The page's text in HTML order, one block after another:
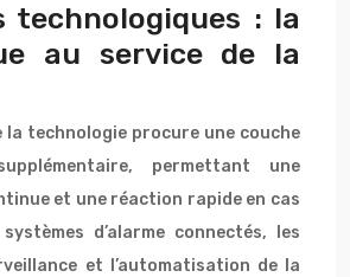
technologiques : la
au service de la
la technologie procure une couche
permettant une
et une réaction rapide en cas
d’alarme connectés, les
et l’automatisation de la